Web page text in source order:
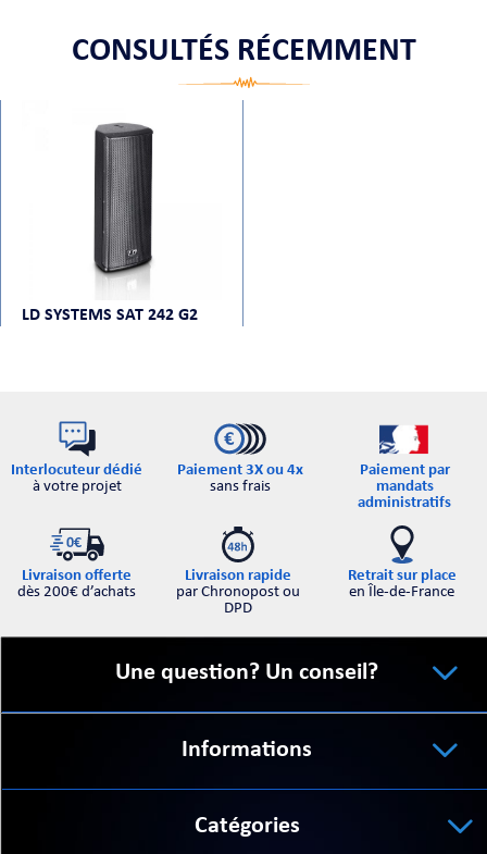
CONSULTÉS RÉCEMMENT
LD SYSTEMS SAT 242 G2
Interlocuteur dédié
à votre projet
Paiement 3X ou 4x
sans frais
Paiement par
mandats
administratifs
Livraison offerte
dès 200€ d’achats
Livraison rapide
par Chronopost ou
DPD
Retrait sur place
en Île-de-France
Une question? Un conseil?
Informations
Catégories